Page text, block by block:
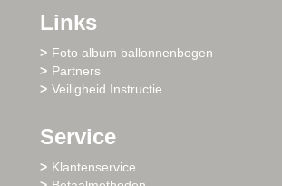
Links
Foto album ballonnenbogen
Partners
Veiligheid Instructie
Service
Klantenservice